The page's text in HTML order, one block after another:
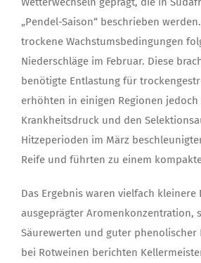
„Pendel-Saison“ beschrieben
trockene Wachstumsbedingungen
Niederschläge im Februar. Diese
benötigte Entlastung für
erhöhten in einigen Regionen jedoch
Krankheitsdruck und den
Hitzeperioden im März
Reife und führten zu einem
Das Ergebnis waren vielfach kleinere
ausgeprägter Aromenkonzentration,
Säurewerten und guter phenolischer
bei Rotweinen berichten